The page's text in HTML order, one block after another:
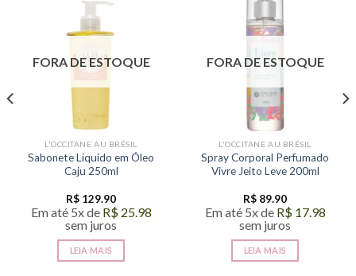
FORA DE ESTOQUE
L'OCCITANE AU BRÉSIL
Sabonete Líquido em Óleo
Caju 250ml
R$ 129.90
Em até 5x de R$25.98
sem juros
LEIA MAIS
FORA DE ESTOQUE
L'OCCITANE AU BRÉSIL
Spray Corporal Perfumado
Vivre Jeito Leve 200ml
R$ 89.90
Em até 5x de R$17.98
sem juros
LEIA MAIS